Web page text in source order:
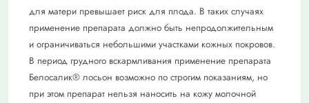
для матери превышает риск для плода. В таких случаях
применение препарата должно быть непродолжительным
и ограничиваться небольшими участками кожных покровов.
В период грудного вскармливания применение препарата
Белосалик® лосьон возможно по строгим показаниям, но
при этом препарат нельзя наносить на кожу молочной